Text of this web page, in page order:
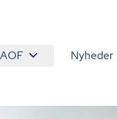
Nyheder
1.065 kr. /person